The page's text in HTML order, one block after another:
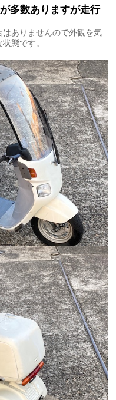
多数ありますが走行
ありませんので外観を気
態です。